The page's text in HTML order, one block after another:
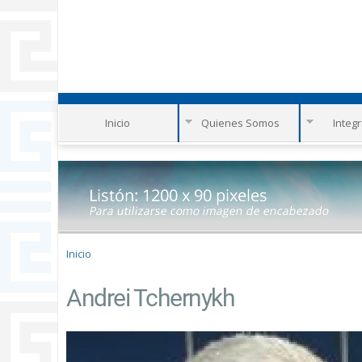
Inicio Quienes Somos
Se encuentra usted aquí
Inicio
Andrei Tchernykh